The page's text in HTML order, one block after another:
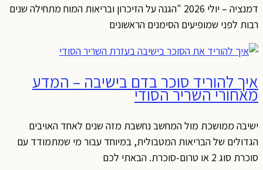
דמנציה – יולי 2026 "הגנה על הזיכרון ובריאות המוח מתחילה שנים
רבות לפני שמופיעים הסימנים הראשונים
איך להוריד סוכר בדם בישיבה – המדע
מאחורי השריר הסודי
ישיבה ממושכת מול המחשב נחשבת מזה שנים לאחד האויבים
הגדולים של הבריאות המטבולית, במיוחד עבור מי שמתמודד עם
סוכרת סוג 2 או טרום-סוכרת. הבאתי לכם